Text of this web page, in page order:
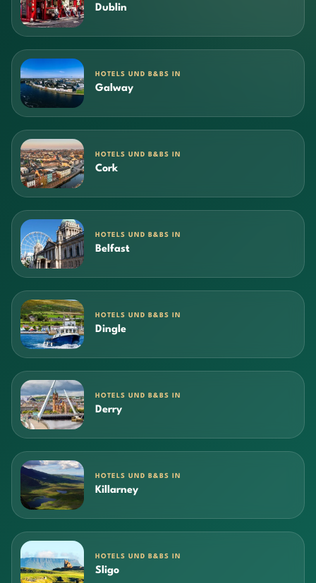
Dublin
HOTELS UND B&BS IN
Galway
HOTELS UND B&BS IN
Cork
HOTELS UND B&BS IN
Belfast
HOTELS UND B&BS IN
Dingle
HOTELS UND B&BS IN
Derry
HOTELS UND B&BS IN
Killarney
HOTELS UND B&BS IN
Sligo